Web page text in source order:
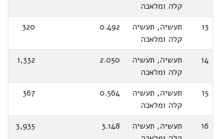
קלה ומלאכה
13
תעשיה, תעשיה
קלה ומלאכה
0.492
320
14
תעשיה, תעשיה
קלה ומלאכה
2.050
1,332
15
תעשיה, תעשיה
קלה ומלאכה
0.564
367
16
תעשיה, תעשיה
3.148
3,935